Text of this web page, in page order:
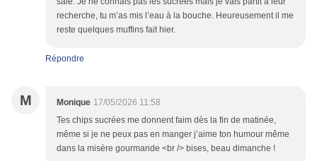
recherche, tu m’as mis l’eau à la bouche. Heureusement il me
reste quelques muffins fait hier.
Répondre
M Monique 17/05/2026 11:58
Tes chips sucrées me donnent faim dès la fin de matinée,
même si je ne peux pas en manger j’aime ton humour même
dans la misère gourmande <br /> bises, beau dimanche !